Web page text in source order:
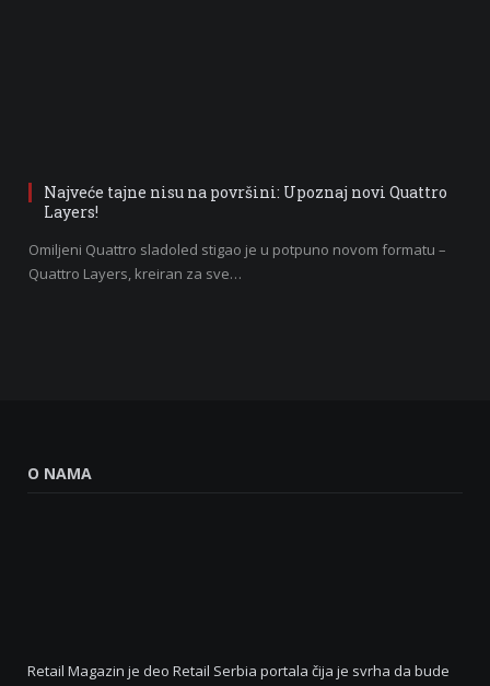
Najveće tajne nisu na površini: Upoznaj novi Quattro
Layers!
Omiljeni Quattro sladoled stigao je u potpuno novom formatu –
Quattro Layers, kreiran za sve…
O NAMA
Retail Magazin je deo Retail Serbia portala čija je svrha da bude